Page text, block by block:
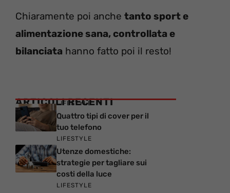
Chiaramente poi anche tanto sport e
alimentazione sana, controllata e
bilanciata hanno fatto poi il resto!
ARTICOLI RECENTI
LIFESTYLE
Quattro tipi di cover per il
tuo telefono
LIFESTYLE
Utenze domestiche:
strategie per tagliare sui
costi della luce
LIFESTYLE